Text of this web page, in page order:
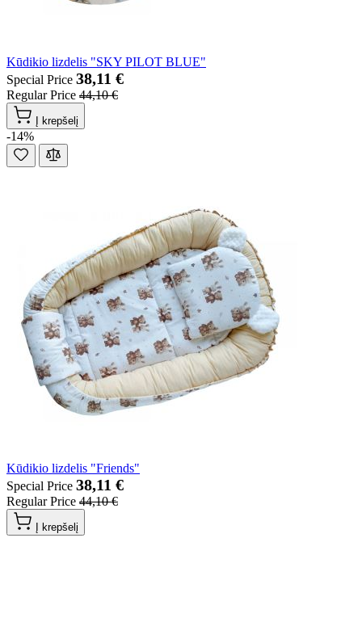
Kūdikio lizdelis "SKY PILOT BLUE"
Special Price 38,11 €
Regular Price 44,10 €
Į krepšelį
-14%
Kūdikio lizdelis "Friends"
Special Price 38,11 €
Regular Price 44,10 €
Į krepšelį